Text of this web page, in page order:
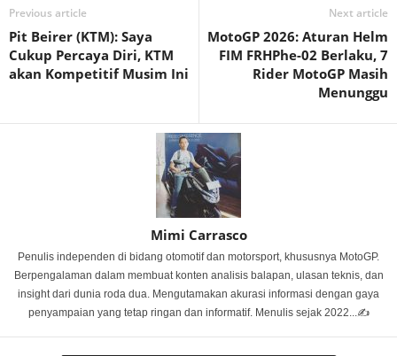
Previous article
Pit Beirer (KTM): Saya
Cukup Percaya Diri, KTM
akan Kompetitif Musim Ini
Next article
MotoGP 2026: Aturan Helm
FIM FRHPhe-02 Berlaku, 7
Rider MotoGP Masih
Menunggu
Mimi Carrasco
Penulis independen di bidang otomotif dan motorsport, khususnya MotoGP.
Berpengalaman dalam membuat konten analisis balapan, ulasan teknis, dan
insight dari dunia roda dua. Mengutamakan akurasi informasi dengan gaya
penyampaian yang tetap ringan dan informatif. Menulis sejak 2022...✍️